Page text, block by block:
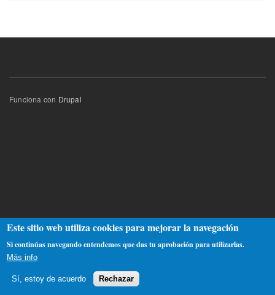
Funciona con Drupal
Este sitio web utiliza cookies para mejorar la navegación
Si continúas navegando entendemos que das tu aprobación para utilizarlas.
Más info
Sí, estoy de acuerdo Rechazar